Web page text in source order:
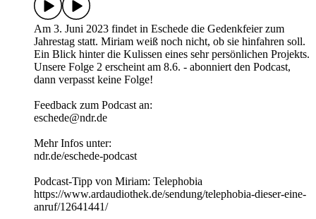
Am 3. Juni 2023 findet in Eschede die Gedenkfeier zum
Jahrestag statt. Miriam weiß noch nicht, ob sie hinfahren soll.
Ein Blick hinter die Kulissen eines sehr persönlichen Projekts.
Unsere Folge 2 erscheint am 8.6. - abonniert den Podcast,
dann verpasst keine Folge!
Feedback zum Podcast an:
eschede@ndr.de
Mehr Infos unter:
ndr.de/eschede-podcast
Podcast-Tipp von Miriam: Telephobia
https://www.ardaudiothek.de/sendung/telephobia-dieser-eine-
anruf/12641441/